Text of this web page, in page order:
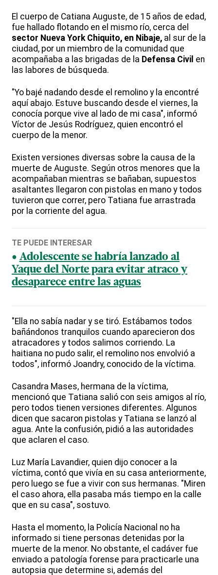
El cuerpo de Catiana Auguste, de 15 años de edad,
fue hallado flotando en el mismo río, cerca del
sector Nueva York Chiquito, en Nibaje, al sur de la
ciudad, por un miembro de la comunidad que
acompañaba a las brigadas de la Defensa Civil en
las labores de búsqueda.
"Yo bajé nadando desde el remolino y la encontré
aquí abajo. Estuve buscando desde el viernes, la
conocía porque vive al lado de mi casa", informó
Víctor de Jesús Rodríguez, quien encontró el
cuerpo de la menor.
Existen versiones diversas sobre la causa de la
muerte de Auguste. Según otros menores que la
acompañaban mientras se bañaban, supuestos
asaltantes llegaron con pistolas en mano y todos
tuvieron que correr, pero Tatiana fue arrastrada
por la corriente del agua.
TE PUEDE INTERESAR
Adolescente se habría lanzado al
Yaque del Norte para evitar atraco y
desaparece entre las aguas
"Ella no sabía nadar y se tiró. Estábamos todos
bañándonos tranquilos cuando aparecieron dos
atracadores y todos salimos corriendo. La
haitiana no pudo salir, el remolino nos envolvió a
todos", informó Joandry, conocido de la víctima.
Casandra Mases, hermana de la víctima,
mencionó que Tatiana salió con seis amigos al río,
pero todos tienen versiones diferentes. Algunos
dicen que sacaron pistolas y Tatiana se lanzó al
agua. Ante la confusión, pidió a las autoridades
que aclaren el caso.
Luz María Lavandier, quien dijo conocer a la
víctima, contó que vivía en su casa anteriormente,
pero luego se fue a vivir con sus hermanas. "Miren
el caso ahora, ella pasaba más tiempo en la calle
que en su casa", sostuvo.
Hasta el momento, la Policía Nacional no ha
informado si tiene personas detenidas por la
muerte de la menor. No obstante, el cadáver fue
enviado a patología forense para practicarle una
autopsia que determine si, además del